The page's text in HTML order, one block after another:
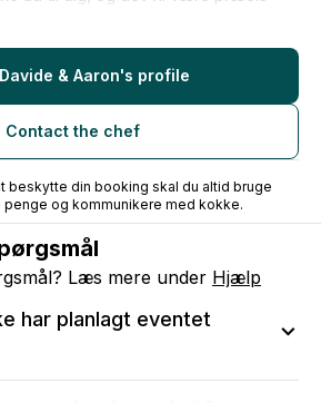
et italiensk køkken med et strejf af
eller ændringer i menuen er vi
også veganske og vegetariske
at høre fra dig! Du kan skrive til mig
& Aaron's profile
Contact the chef
beskytte din booking skal du altid bruge
og kommunikere med kokke.
Læs mere under Hjælp
har planlagt eventet